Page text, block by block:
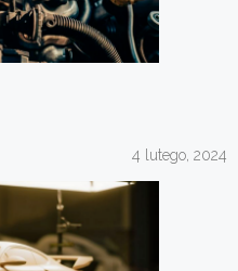
4 lutego, 2024